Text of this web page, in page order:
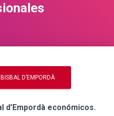
D’EMPORDÀ
d’Empordà económicos.